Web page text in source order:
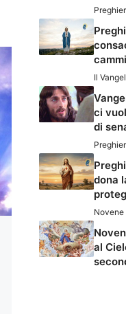
Il
ci
di
dona
Novene
al